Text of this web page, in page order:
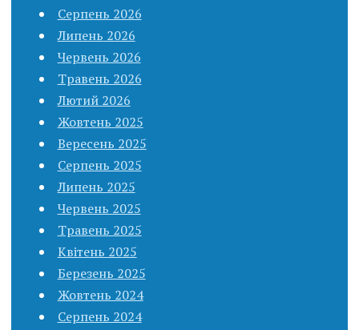
Серпень 2026
Липень 2026
Червень 2026
Травень 2026
Лютий 2026
Жовтень 2025
Вересень 2025
Серпень 2025
Липень 2025
Червень 2025
Травень 2025
Квітень 2025
Березень 2025
Жовтень 2024
Серпень 2024